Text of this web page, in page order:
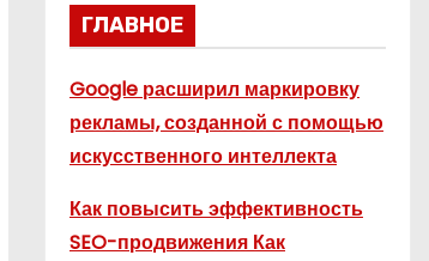
ГЛАВНОЕ
Google расширил маркировку
рекламы, созданной с помощью
искусственного интеллекта
Как повысить эффективность
SEO-продвижения Как